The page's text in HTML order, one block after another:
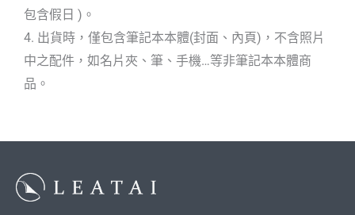
包含假日 )。
4. 出貨時，僅包含筆記本本體(封面、內頁)，不含照片
中之配件，如名片夾、筆、手機…等非筆記本本體商
品。